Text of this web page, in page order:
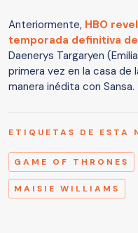
Anteriormente, HBO
temporada definitiva
Daenerys Targaryen
primera vez en la casa de
manera inédita con Sansa.
ETIQUETAS DE ESTA
GAME OF THRONES
MAISIE WILLIAMS